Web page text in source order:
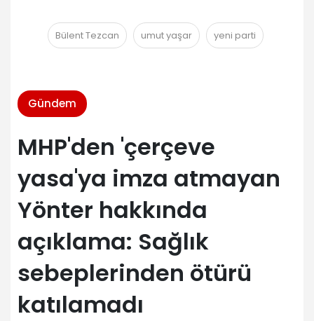
Bülent Tezcan umut yaşar yeni parti
Gündem
MHP'den 'çerçeve
yasa'ya imza atmayan
Yönter hakkında
açıklama: Sağlık
sebeplerinden ötürü
katılamadı